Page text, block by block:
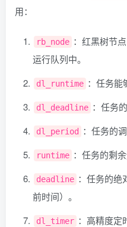
用：
rb_node ：红黑树节
运行队列中。
dl_runtime ：任务能
dl_deadline ：任务
dl_period ：任务的调
runtime ：任务的剩余
deadline ：任务的绝
前时间）。
dl_timer ：高精度定